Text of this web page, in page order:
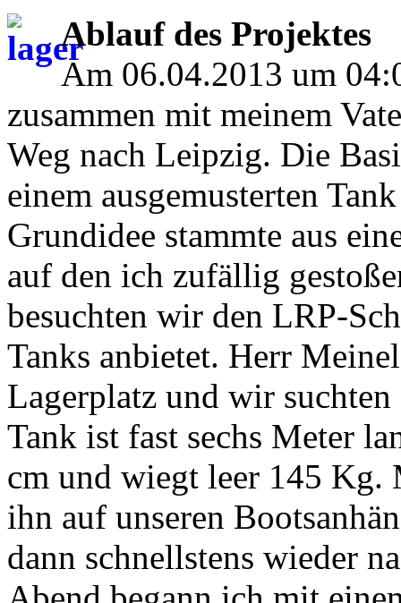
Ablauf des Projektes
Am 06.04.2013 um
zusammen mit meinem
Weg nach Leipzig. Die
einem ausgemusterten
Grundidee stammte aus
auf den ich zufällig
besuchten wir den LRP-
Tanks anbietet. Herr
Lagerplatz und wir suchten
Tank ist fast sechs Meter
cm und wiegt leer 145 Kg.
ihn auf unseren
dann schnellstens wieder